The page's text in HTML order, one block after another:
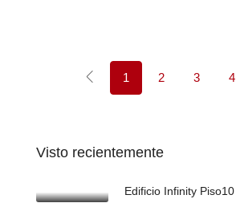
1 2 3 4
Visto recientemente
Edificio Infinity Piso10